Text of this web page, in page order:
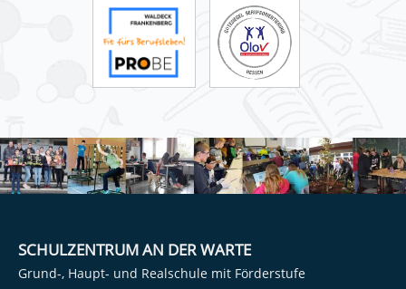
SCHULZENTRUM AN DER WARTE
Grund-, Haupt- und Realschule mit Förderstufe